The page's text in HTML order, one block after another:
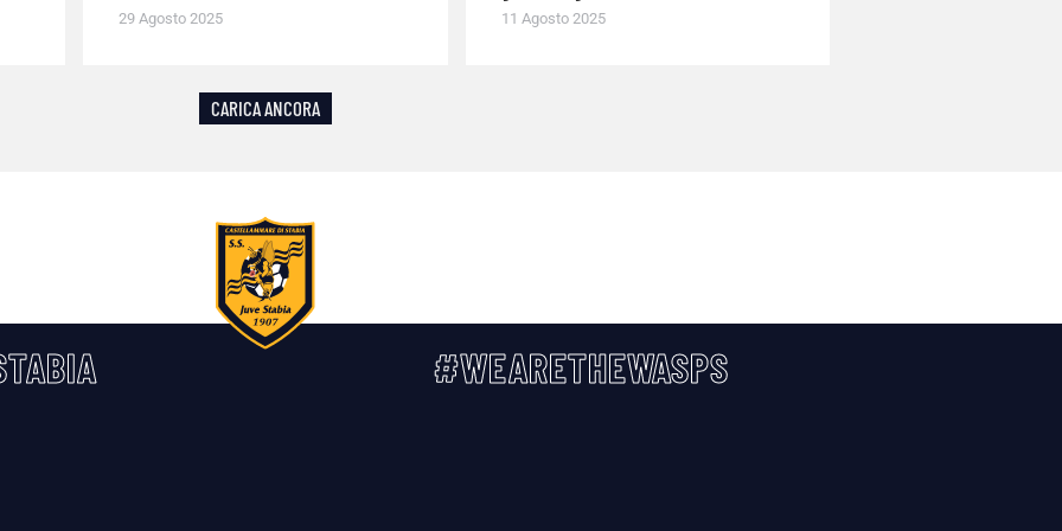
29 Agosto 2025 11 Agosto 2025
CARICA ANCORA
#WEARETHEWASPS